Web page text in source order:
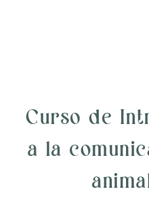
Curso de
a la